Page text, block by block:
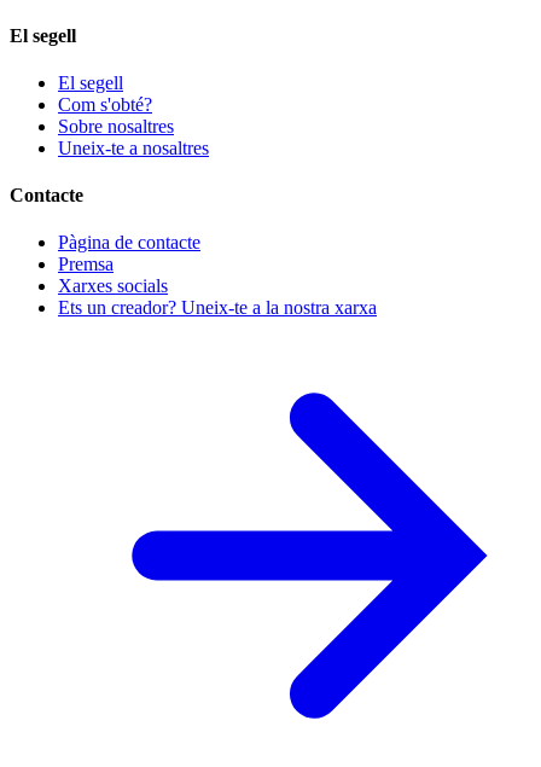
El segell
El segell
Com s'obté?
Sobre nosaltres
Uneix-te a nosaltres
Contacte
Pàgina de contacte
Premsa
Xarxes socials
Ets un creador? Uneix-te a la nostra xarxa